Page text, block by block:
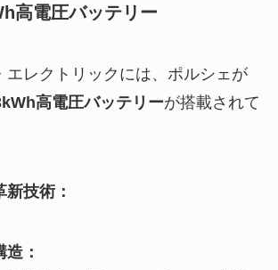
高電圧バッテリー
エレクトリックには、ポルシェが
高電圧バッテリーが搭載されて
技術：
：